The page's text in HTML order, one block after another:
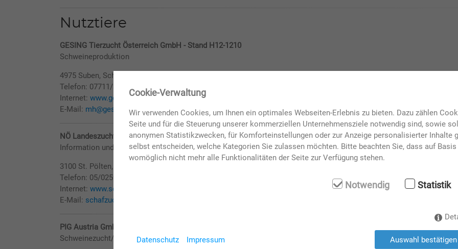
Nutztiere
GESING Tierzucht Österreich GmbH - Stand H12-1210
Schweineproduktion
4975 Suben, Schnelldorf 1/3
Telefon: 07711/320790
Internet: www.gesing-tierzucht.at
E-Mail: mh@gesing-tierzucht.at
NÖ Landeszuchtverband für Schafe und Ziegen - Stand H13-1301
Information und Beratung
3100 St. Pölten, Linzerstraße 76
Telefon: 05/0259/46900
Internet: www.schafundziege.at
E-Mail: schafzucht@lk-noe.at
PIG Austria GmbH - Stand H12-1227
Schweinezucht/Besamung/Zuberhör
Cookie-Verwaltung
Wir verwenden Cookies, um Ihnen ein optimales Webseiten-Erlebnis zu bieten. Dazu zählen
Seite und für die Steuerung unserer kommerziellen Unternehmensziele notwendig sind, sowie
anonymen Statistikzwecken, für Komforteinstellungen oder zur Anzeige personalisierter Inhalte
selbst entscheiden, welche Kategorien Sie zulassen möchten. Bitte beachten Sie, dass auf
womöglich nicht mehr alle Funktionalitäten der Seite zur Verfügung stehen.
Notwendig Statistik
Auswahl bestätigen
Datenschutz Impressum